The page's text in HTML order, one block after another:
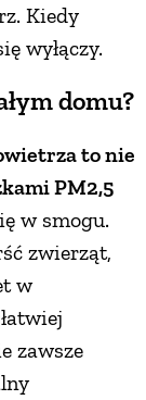
Kiedy
wyłączy.
domu?
to nie
PM2,5
w smogu.
zwierząt,
w
zawsze